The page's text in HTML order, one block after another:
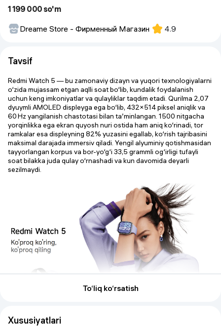
1 199 000 so'm
Dreame Store - Фирменный Магазин
4.9
Tavsif
Redmi Watch 5 — bu zamonaviy dizayn va yuqori texnologiyalarni
o‘zida mujassam etgan aqlli soat bo‘lib, kundalik foydalanish
uchun keng imkoniyatlar va qulayliklar taqdim etadi. Qurilma 2,07
dyuymli AMOLED displeyga ega bo‘lib, 432×514 piksel aniqlik va
60 Hz yangilanish chastotasi bilan ta’minlangan. 1500 nitgacha
yorqinlikka ega ekran quyosh nuri ostida ham aniq ko‘rinadi, tor
ramkalar esa displeyning 82% yuzasini egallab, ko‘rish tajribasini
maksimal darajada immersiv qiladi. Yengil alyuminiy qotishmasidan
tayyorlangan korpus va bor-yo‘g‘i 33,5 grammli og‘irligi tufayli
soat bilakka juda qulay o‘rnashadi va kun davomida deyarli
sezilmaydi.
Soat 5 ATM suvga chidamlilik standarti bilan himoyalangan bo‘lib,
To‘liq ko‘rsatish
Xususiyatlari